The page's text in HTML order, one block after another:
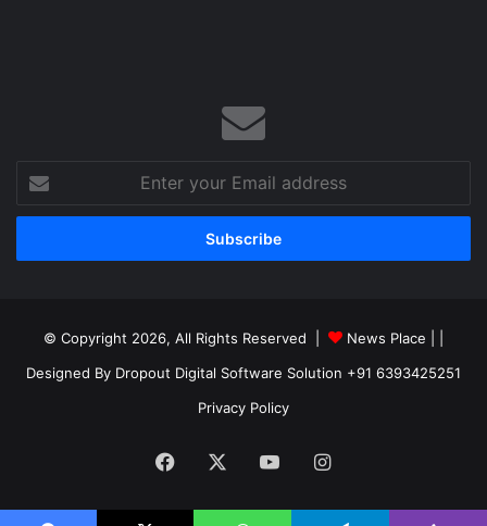
your
Email
© Copyright 2026, All Rights Reserved | News Place |
Designed By Dropout Digital Software Solution +91 6393425251
Privacy Policy
Facebook YouTubeInstagram